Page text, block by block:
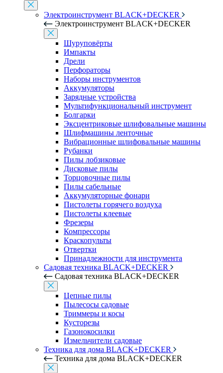
Электроинструмент BLACK+DECKER
Электроинструмент BLACK+DECKER
Шуруповёрты
Импакты
Дрели
Перфораторы
Наборы инструментов
Аккумуляторы
Зарядные устройства
Мультифункциональный инструмент
Болгарки
Эксцентриковые шлифовальные машины
Шлифмашины ленточные
Вибрационные шлифовальные машины
Рубанки
Пилы лобзиковые
Дисковые пилы
Торцовочные пилы
Пилы сабельные
Аккумуляторные фонари
Пистолеты горячего воздуха
Пистолеты клеевые
Фрезеры
Компрессоры
Краскопульты
Отвертки
Принадлежности для инструмента
Садовая техника BLACK+DECKER
Садовая техника BLACK+DECKER
Цепные пилы
Пылесосы садовые
Триммеры и косы
Кусторезы
Газонокосилки
Измельчители садовые
Техника для дома BLACK+DECKER
Техника для дома BLACK+DECKER